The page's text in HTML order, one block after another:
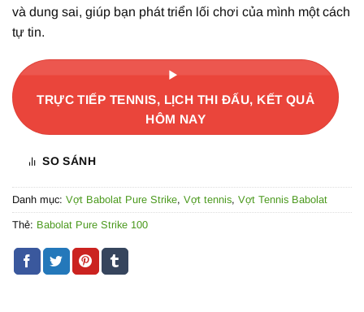
và dung sai, giúp bạn phát triển lối chơi của mình một cách
tự tin.
TRỰC TIẾP TENNIS, LỊCH THI ĐẤU, KẾT QUẢ
HÔM NAY
SO SÁNH
Danh mục: Vợt Babolat Pure Strike, Vợt tennis, Vợt Tennis Babolat
Thẻ: Babolat Pure Strike 100